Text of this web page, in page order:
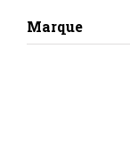
CHIP
Marque